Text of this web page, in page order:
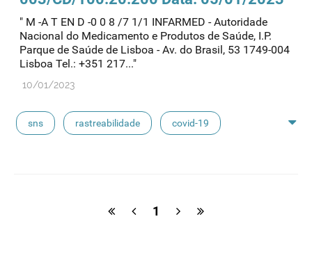
" M -A T EN D -0 0 8 /7 1/1 INFARMED - Autoridade
Nacional do Medicamento e Produtos de Saúde, I.P.
Parque de Saúde de Lisboa - Av. do Brasil, 53 1749-004
Lisboa Tel.: +351 217..."
10/01/2023
sns rastreabilidade covid-19
1